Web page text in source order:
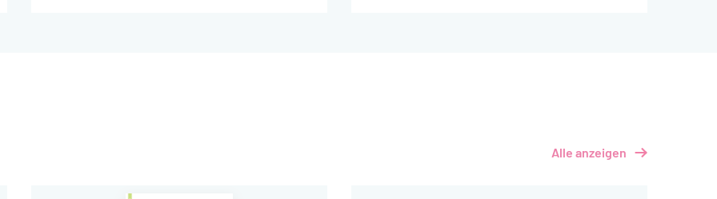
Das Öko-Institut hat die vielversprechendsten
Alle anzeigen